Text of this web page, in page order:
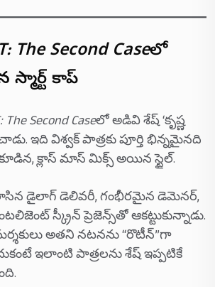
The Second Caseలో
స్మార్ట్ కాప్
The Second Caseలో అడివి శేష్ ‘కృష్ణ
ఇది విశ్వక్ పాత్రకు పూర్తి భిన్నమైనది
క్లాస్ మాస్ మిక్స్ అయిన స్టైల్.
డైలాగ్ డెలివరీ, గంభీరమైన డెమెనర్,
స్క్రీన్ ప్రెజెన్స్‌తో ఆకట్టుకున్నాడు.
అతని నటనను “రొటీన్”గా
ఇలాంటి పాత్రలను శేష్ ఇప్పటికే